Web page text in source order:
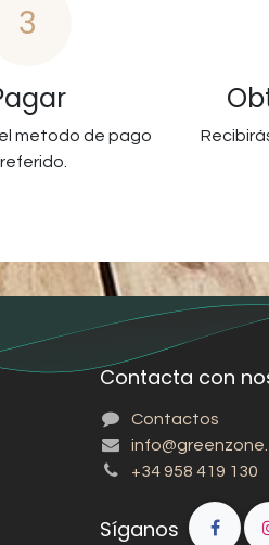
3
metodo de pago
Contacta con
Contactos
+34 958 419 130
Síganos